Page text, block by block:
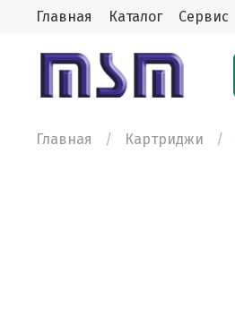
Главная Каталог Сервис
Главная Картриджи